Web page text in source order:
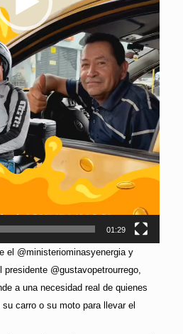
01:29
el @ministeriominasyenergia y
@gustavopetrourrego,
a una necesidad real de quienes
carro o su moto para llevar el